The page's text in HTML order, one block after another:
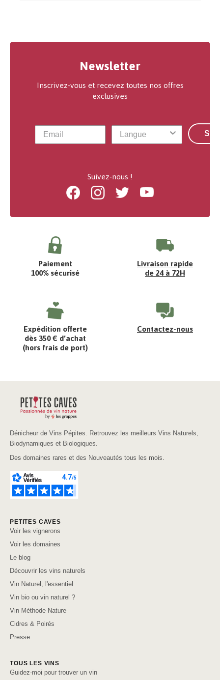
Newsletter
Inscrivez-vous et recevez toutes nos offres
exclusives
Suivez-nous !
FacebookInstagramTwitter Youtube
Paiement
100% sécurisé
Livraison rapide
de 24 à 72H
Expédition offerte
dès 350 € d’achat
(hors frais de port)
Contactez-nous
Dénicheur de Vins Pépites. Retrouvez les meilleurs Vins Naturels,
Biodynamiques et Biologiques.
Des domaines rares et des Nouveautés tous les mois.
PETITES CAVES
Voir les vignerons
Voir les domaines
Le blog
Découvrir les vins naturels
Vin Naturel, l'essentiel
Vin bio ou vin naturel ?
Vin Méthode Nature
Cidres & Poirés
Presse
TOUS LES VINS
Guidez-moi pour trouver un vin